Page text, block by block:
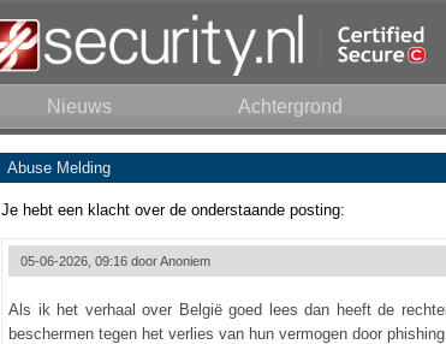
Nieuws Achtergrond
Abuse Melding
Je hebt een klacht over de onderstaande posting:
05-06-2026, 09:16 doorAnoniem
Als ik het verhaal over België goed lees dan heeft de
beschermen tegen het verlies van hun vermogen door